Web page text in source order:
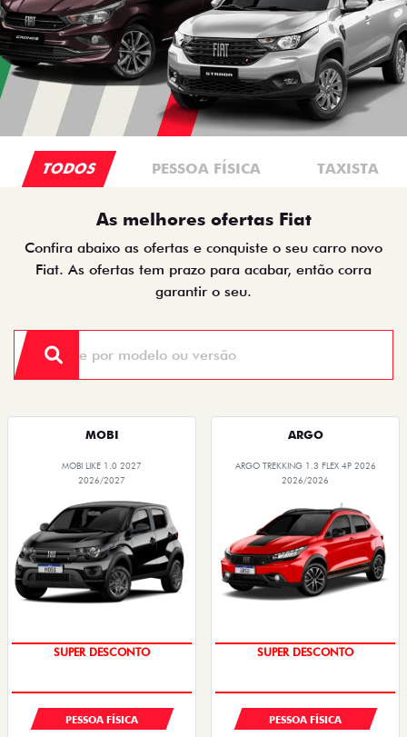
TODOS PESSOA FÍSICA TAXISTA
As melhores ofertas Fiat
Confira abaixo as ofertas e conquiste o seu carro novo
Fiat. As ofertas tem prazo para acabar, então corra
garantir o seu.
MOBI
MOBI LIKE 1.0 2027
2026/2027
SUPER DESCONTO
PESSOA FÍSICA
ARGO
ARGO TREKKING 1.3 FLEX 4P 2026
2026/2026
SUPER DESCONTO
PESSOA FÍSICA